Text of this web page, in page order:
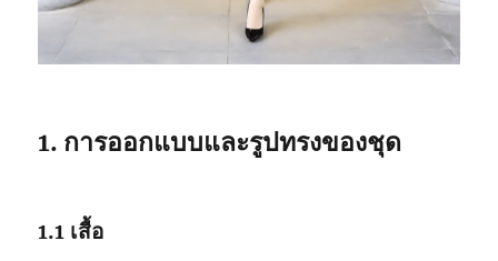
1. การออกแบบและรูปทรงของชุด
1.1 เสื้อ